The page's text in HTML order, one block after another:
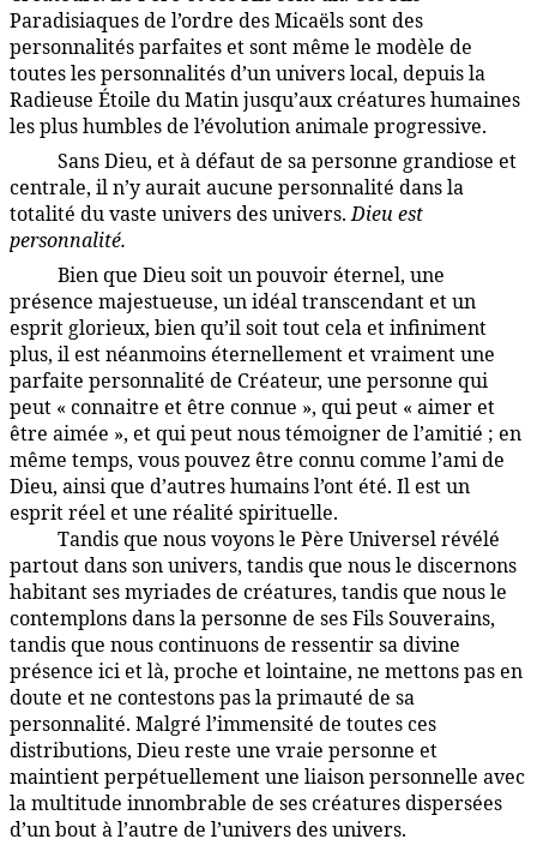
Paradisiaques de l’ordre des Micaëls sont des
personnalités parfaites et sont même le modèle de
toutes les personnalités d’un univers local, depuis la
Radieuse Étoile du Matin jusqu’aux créatures humaines
les plus humbles de l’évolution animale progressive.
Sans Dieu, et à défaut de sa personne grandiose et
centrale, il n’y aurait aucune personnalité dans la
totalité du vaste univers des univers.Dieu est
personnalité.
Bien que Dieu soit un pouvoir éternel, une
présence majestueuse, un idéal transcendant et un
esprit glorieux, bien qu’il soit tout cela et infiniment
plus, il est néanmoins éternellement et vraiment une
parfaite personnalité de Créateur, une personne qui
peut « connaitre et être connue », qui peut « aimer et
être aimée », et qui peut nous témoigner de l’amitié ; en
même temps, vous pouvez être connu comme l’ami de
Dieu, ainsi que d’autres humains l’ont été. Il est un
esprit réel et une réalité spirituelle.
Tandis que nous voyons le Père Universel révélé
partout dans son univers, tandis que nous le discernons
habitant ses myriades de créatures, tandis que nous le
contemplons dans la personne de ses Fils Souverains,
tandis que nous continuons de ressentir sa divine
présence ici et là, proche et lointaine, ne mettons pas en
doute et ne contestons pas la primauté de sa
personnalité. Malgré l’immensité de toutes ces
distributions, Dieu reste une vraie personne et
maintient perpétuellement une liaison personnelle avec
la multitude innombrable de ses créatures dispersées
d’un bout à l’autre de l’univers des univers.